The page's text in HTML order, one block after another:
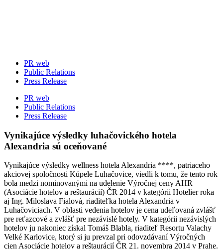
PR web
Public Relations
Press Release
PR web
Public Relations
Press Release
Vynikajúce výsledky luhačovického hotela
Alexandria sú oceňované
Vynikajúce výsledky wellness hotela Alexandria ****, patriaceho
akciovej spoločnosti Kúpele Luhačovice, viedli k tomu, že tento rok
bola medzi nominovanými na udelenie Výročnej ceny AHR
(Asociácie hotelov a reštaurácií) ČR 2014 v kategórii Hotelier roka
aj Ing. Miloslava Fialová, riaditeľka hotela Alexandria v
Luhačoviciach. V oblasti vedenia hotelov je cena udeľovaná zvlášť
pre reťazcové a zvlášť pre nezávislé hotely. V kategórii nezávislých
hotelov ju nakoniec získal Tomáš Blabla, riaditeľ Resortu Valachy
Velké Karlovice, ktorý si ju prevzal pri odovzdávaní Výročných
cien Asociácie hotelov a reštaurácií ČR 21. novembra 2014 v Prahe.